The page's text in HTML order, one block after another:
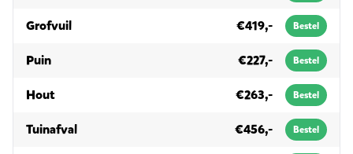
Grofvuilin 6m³ €419,- Bestel
Puinin 6m³ €227,- Bestel
Houtin 6m³ €263,- Bestel
Tuinafvalin 6m³ €456,- Bestel